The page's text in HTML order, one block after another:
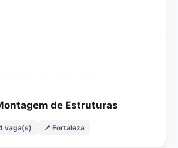
de Estruturas
vaga(s) 📍 Fortaleza